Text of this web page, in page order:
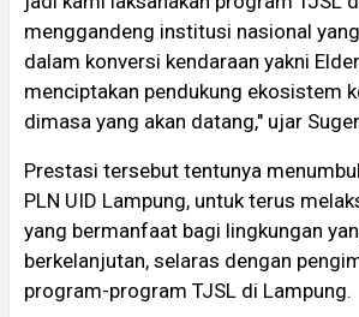
menggandeng institusi nasional
dalam konversi kendaraan yakni
menciptakan pendukung ekosistem
dimasa yang akan datang," ujar
Prestasi tersebut tentunya
PLN UID Lampung, untuk terus
yang bermanfaat bagi lingkungan
berkelanjutan, selaras dengan
program-program TJSL di Lampung.